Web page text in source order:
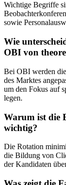
Wichtige Begriffe
sowie
Wie
OBI von
Bei OBI werden
des Marktes
um den Fokus auf
legen.
Warum ist die
wichtig?
Die Rotation
die Bildung von
der Kandidaten